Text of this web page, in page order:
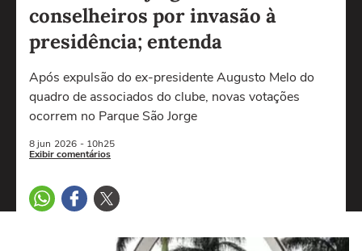
conselheiros por invasão à
presidência; entenda
Após expulsão do ex-presidente Augusto Melo do
quadro de associados do clube, novas votações
ocorrem no Parque São Jorge
8 jun 2026 - 10h25
Exibir comentários